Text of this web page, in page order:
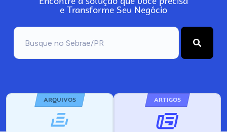
e Transforme Seu Negócio
ARQUIVOS ARTIGOS